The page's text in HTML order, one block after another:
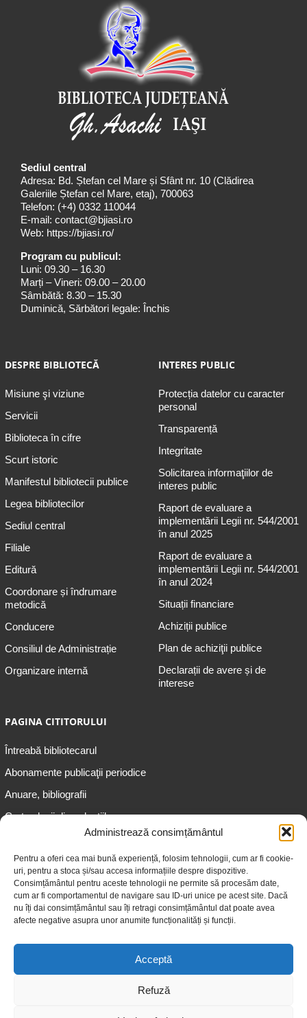
Administrează consimțământul
Pentru a oferi cea mai bună experiență, folosim tehnologii, cum ar fi cookie-
uri, pentru a stoca și/sau accesa informațiile despre dispozitive.
Consimțământul pentru aceste tehnologii ne permite să procesăm date,
cum ar fi comportamentul de navigare sau ID-uri unice pe acest site. Dacă
nu îți dai consimțământul sau îți retragi consimțământul dat poate avea
afecte negative asupra unor anumite funcționalități și funcții.
Acceptă
Refuză
Sediul central
Adresa: Bd. Ștefan cel Mare și Sfânt nr. 10 (Clădirea
Galeriile Ștefan cel Mare, etaj), 700063
Telefon: (+4) 0332 110044
E-mail: contact@bjiasi.ro
Web: https://bjiasi.ro/
Program cu publicul:
Luni: 09.30 – 16.30
Marți – Vineri: 09.00 – 20.00
Sâmbătă: 8.30 – 15.30
Duminică, Sărbători legale: Închis
DESPRE BIBLIOTECĂ
Misiune şi viziune
Servicii
Biblioteca în cifre
Scurt istoric
Manifestul bibliotecii publice
Legea bibliotecilor
Sediul central
Filiale
Editură
Coordonare și îndrumare
metodică
Conducere
Consiliul de Administrație
Organizare internă
INTERES PUBLIC
Protecția datelor cu caracter
personal
Transparență
Integritate
Solicitarea informaţiilor de
interes public
Raport de evaluare a
implementării Legii nr. 544/2001
în anul 2025
Raport de evaluare a
implementării Legii nr. 544/2001
în anul 2024
Situații financiare
Achiziții publice
Plan de achiziţii publice
Declarații de avere și de
interese
PAGINA CITITORULUI
Întreabă bibliotecarul
Abonamente publicaţii periodice
Anuare, bibliografii
Cartea lunii din colecțiile
Informații pentru adolescenți
Informații pentru adulți
Informații pentru seniori